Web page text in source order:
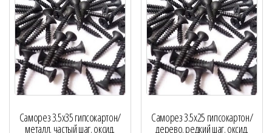
Саморез 3.5х35 гипсокартон/
металл. частый шаг. оксид.
Саморез 3.5х25 гипсокартон/
дерево. редкий шаг. оксид.